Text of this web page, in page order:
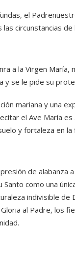
el
circunstancias de
a la Virgen María,
y se le pide su
mariana y una
el Ave María
y fortaleza en
de alabanza
como una
indivisible de
al Padre, los